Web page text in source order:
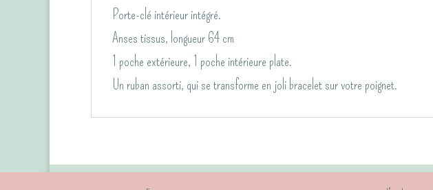
Porte-clé intérieur intégré.
Anses tissus, longueur 64 cm
1 poche extérieure, 1 poche intérieure plate.
Un ruban assorti, qui se transforme en joli bracelet sur votre poignet.
Abonnement newsletter